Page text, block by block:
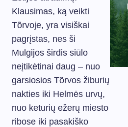
Klausimas, ką veikti
Tõrvoje, yra visiškai
pagrįstas, nes ši
Mulgijos širdis siūlo
neįtikėtinai daug – nuo
garsiosios Tõrvos žiburių
nakties iki Helmės urvų,
nuo keturių ežerų miesto
ribose iki pasakiško